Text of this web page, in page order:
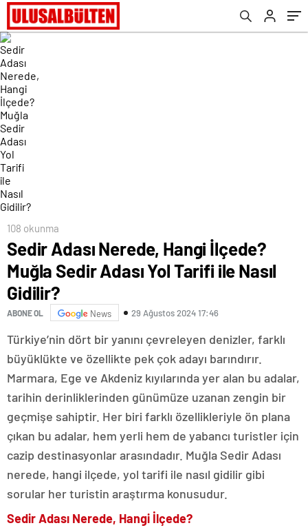
108 okunma
Sedir Adası Nerede, Hangi İlçede?
Muğla Sedir Adası Yol Tarifi ile Nasıl
Gidilir?
ABONE OL News 29 Ağustos 2024 17:46
Türkiye’nin dört bir yanını çevreleyen denizler, farklı
büyüklükte ve özellikte pek çok adayı barındırır.
Marmara, Ege ve Akdeniz kıyılarında yer alan bu adalar,
tarihin derinliklerinden günümüze uzanan zengin bir
geçmişe sahiptir. Her biri farklı özellikleriyle ön plana
çıkan bu adalar, hem yerli hem de yabancı turistler için
cazip destinasyonlar arasındadır. Muğla Sedir Adası
nerede, hangi ilçede, yol tarifi ile nasıl gidilir gibi
sorular her turistin araştırma konusudur.
Sedir Adası Nerede, Hangi İlçede?